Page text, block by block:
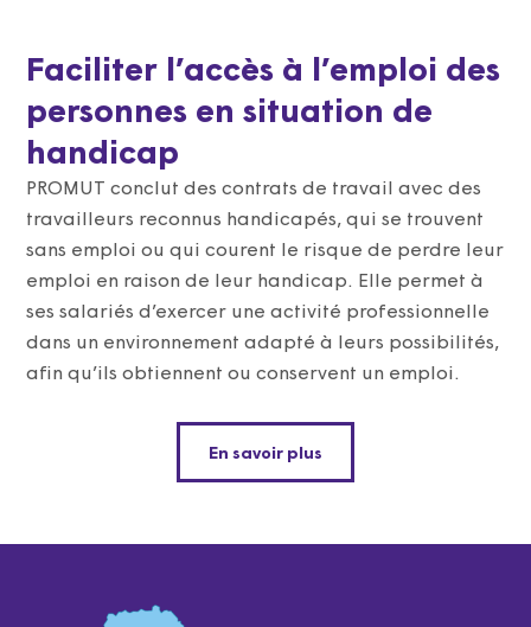
Faciliter l’accès à l’emploi des
personnes en situation de
handicap
PROMUT conclut des contrats de travail avec des
travailleurs reconnus handicapés, qui se trouvent
sans emploi ou qui courent le risque de perdre leur
emploi en raison de leur handicap. Elle permet à
ses salariés d’exercer une activité professionnelle
dans un environnement adapté à leurs possibilités,
afin qu’ils obtiennent ou conservent un emploi.
En savoir plus